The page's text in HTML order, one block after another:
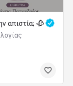
απιστία; 🥀